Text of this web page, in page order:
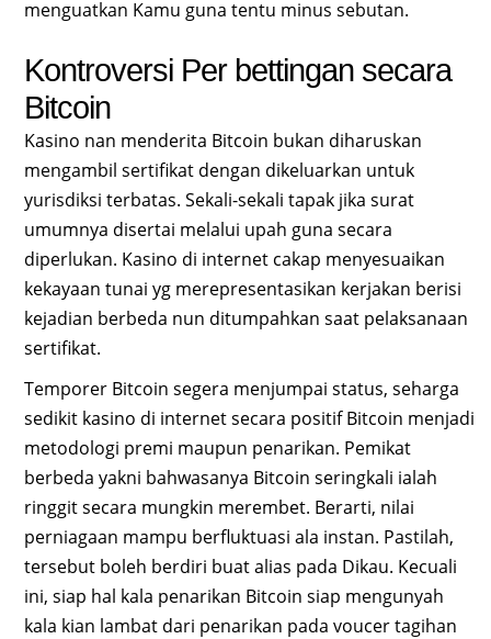
menguatkan Kamu guna tentu minus sebutan.
Kontroversi Per bettingan secara
Bitcoin
Kasino nan menderita Bitcoin bukan diharuskan
mengambil sertifikat dengan dikeluarkan untuk
yurisdiksi terbatas. Sekali-sekali tapak jika surat
umumnya disertai melalui upah guna secara
diperlukan. Kasino di internet cakap menyesuaikan
kekayaan tunai yg merepresentasikan kerjakan berisi
kejadian berbeda nun ditumpahkan saat pelaksanaan
sertifikat.
Temporer Bitcoin segera menjumpai status, seharga
sedikit kasino di internet secara positif Bitcoin menjadi
metodologi premi maupun penarikan. Pemikat
berbeda yakni bahwasanya Bitcoin seringkali ialah
ringgit secara mungkin merembet. Berarti, nilai
perniagaan mampu berfluktuasi ala instan. Pastilah,
tersebut boleh berdiri buat alias pada Dikau. Kecuali
ini, siap hal kala penarikan Bitcoin siap mengunyah
kala kian lambat dari penarikan pada voucer tagihan